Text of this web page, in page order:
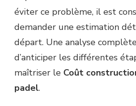
éviter ce problème, il est
demander une estimation
départ. Une analyse
d’anticiper les différentes
maîtriser le Coût
padel.